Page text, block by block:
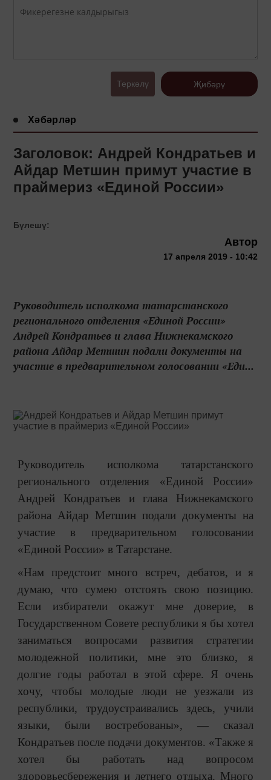
Теркәлү Җибәрү
Хәбәрләр
Заголовок: Андрей Кондратьев и
Айдар Метшин примут участие в
праймериз «Единой России»
Бүлешү:
Автор
17 апреля 2019 - 10:42
Руководитель исполкома татарстанского
регионального отделения «Единой России»
Андрей Кондратьев и глава Нижнекамского
района Айдар Метшин подали документы на
участие в предварительном голосовании «Еди...
Руководитель исполкома татарстанского
регионального отделения «Единой России»
Андрей Кондратьев и глава Нижнекамского
района Айдар Метшин подали документы на
участие в предварительном голосовании
«Единой России» в Татарстане.
«Нам предстоит много встреч, дебатов, и я
думаю, что сумею отстоять свою позицию.
Если избиратели окажут мне доверие, в
Государственном Совете республики я бы хотел
заниматься вопросами развития стратегии
молодежной политики, мне это близко, я
долгие годы работал в этой сфере. Я очень
хочу, чтобы молодые люди не уезжали из
республики, трудоустраивались здесь, учили
языки, были востребованы», — сказал
Кондратьев после подачи документов. «Также я
хотел бы работать над вопросом
здоровьесбережения и летнего отдыха. Много